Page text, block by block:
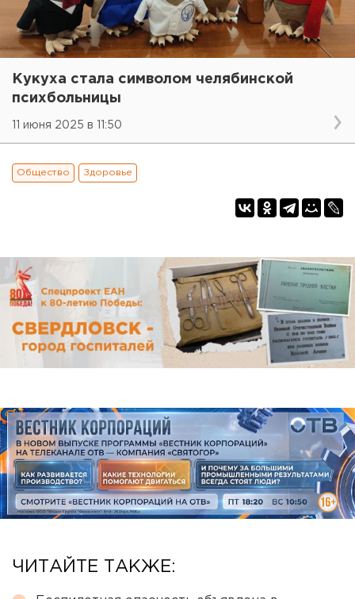
Кукуха стала символом челябинской
психбольницы
11 июня 2025 в 11:50
Общество Здоровье
ЧИТАЙТЕ ТАКЖЕ: